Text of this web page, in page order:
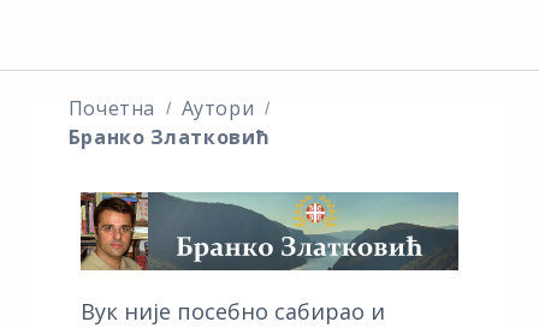
Почетна
Аутори
Бранко Златковић
Вук није посебно сабирао и